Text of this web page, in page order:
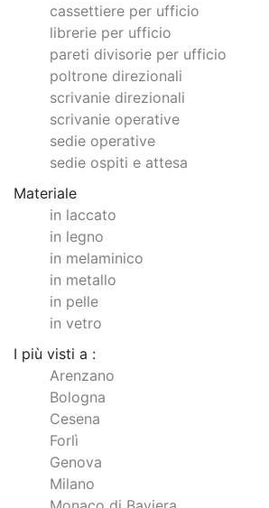
cassettiere per ufficio
librerie per ufficio
pareti divisorie per ufficio
poltrone direzionali
scrivanie direzionali
scrivanie operative
sedie operative
sedie ospiti e attesa
Materiale
in laccato
in legno
in melaminico
in metallo
in pelle
in vetro
I più visti a :
Arenzano
Bologna
Cesena
Forlì
Genova
Milano